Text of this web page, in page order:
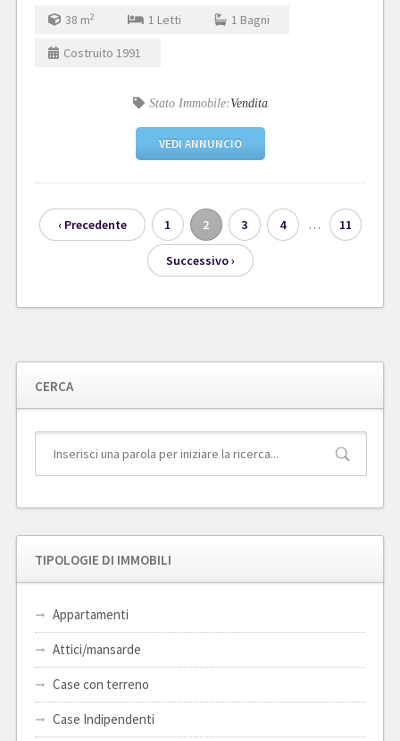
38 m2 1 Letti 1 Bagni
Costruito 1991
Stato Immobile:Vendita
VEDI ANNUNCIO
‹ Precedente 1 2 3 4 … 11
Successivo ›
CERCA
TIPOLOGIE DI IMMOBILI
Appartamenti
Attici/mansarde
Case con terreno
Case Indipendenti